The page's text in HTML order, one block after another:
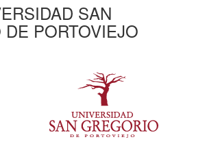
SAN
PORTOVIEJO